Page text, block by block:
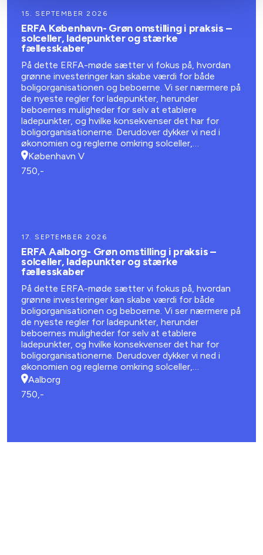
15. SEPTEMBER 2026
ERFA København- Grøn omstilling i praksis –
solceller, ladepunkter og stærke
fællesskaber
På dette ERFA-møde sætter vi fokus på, hvordan
grønne investeringer kan skabe værdi for både
boligorganisationen og beboerne. Vi ser nærmere på
de nyeste regler for ladepunkter, herunder
beboernes muligheder for selv at etablere
ladepunkter, og hvilke konsekvenser det har for
boligorganisationerne. Derudover dykker vi ned i
økonomien og reglerne omkring solceller,
batteriløsninger og energifællesskaber.
København V
750,-
17. SEPTEMBER 2026
ERFA Aalborg- Grøn omstilling i praksis –
solceller, ladepunkter og stærke
fællesskaber
På dette ERFA-møde sætter vi fokus på, hvordan
grønne investeringer kan skabe værdi for både
boligorganisationen og beboerne. Vi ser nærmere på
de nyeste regler for ladepunkter, herunder
beboernes muligheder for selv at etablere
ladepunkter, og hvilke konsekvenser det har for
boligorganisationerne. Derudover dykker vi ned i
økonomien og reglerne omkring solceller,
batteriløsninger og energifællesskaber.
Aalborg
750,-